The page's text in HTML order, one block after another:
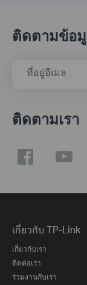
ติดตามข้อ
ที่อยู่อีเมล
ติดตามเรา
เกี่ยวกับ TP-Link
เกี่ยวกับเรา
ติดต่อเรา
ร่วมงานกับเรา